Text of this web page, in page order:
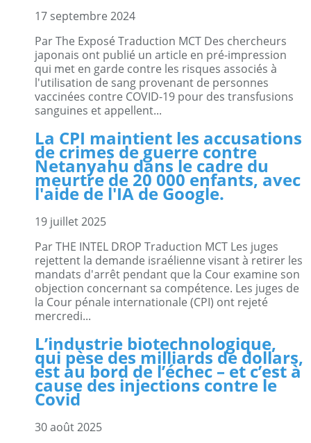
17 septembre 2024
Par The Exposé Traduction MCT Des chercheurs
japonais ont publié un article en pré-impression
qui met en garde contre les risques associés à
l'utilisation de sang provenant de personnes
vaccinées contre COVID-19 pour des transfusions
sanguines et appellent...
La CPI maintient les accusations
de crimes de guerre contre
Netanyahu dans le cadre du
meurtre de 20 000 enfants, avec
l'aide de l'IA de Google.
19 juillet 2025
Par THE INTEL DROP Traduction MCT Les juges
rejettent la demande israélienne visant à retirer les
mandats d'arrêt pendant que la Cour examine son
objection concernant sa compétence. Les juges de
la Cour pénale internationale (CPI) ont rejeté
mercredi...
L’industrie biotechnologique,
qui pèse des milliards de dollars,
est au bord de l’échec – et c’est à
cause des injections contre le
Covid
30 août 2025